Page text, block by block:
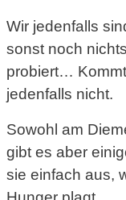
Wir jedenfalls
sonst noch
probiert…
jedenfalls nicht.
Sowohl am
gibt es aber
sie einfach aus,